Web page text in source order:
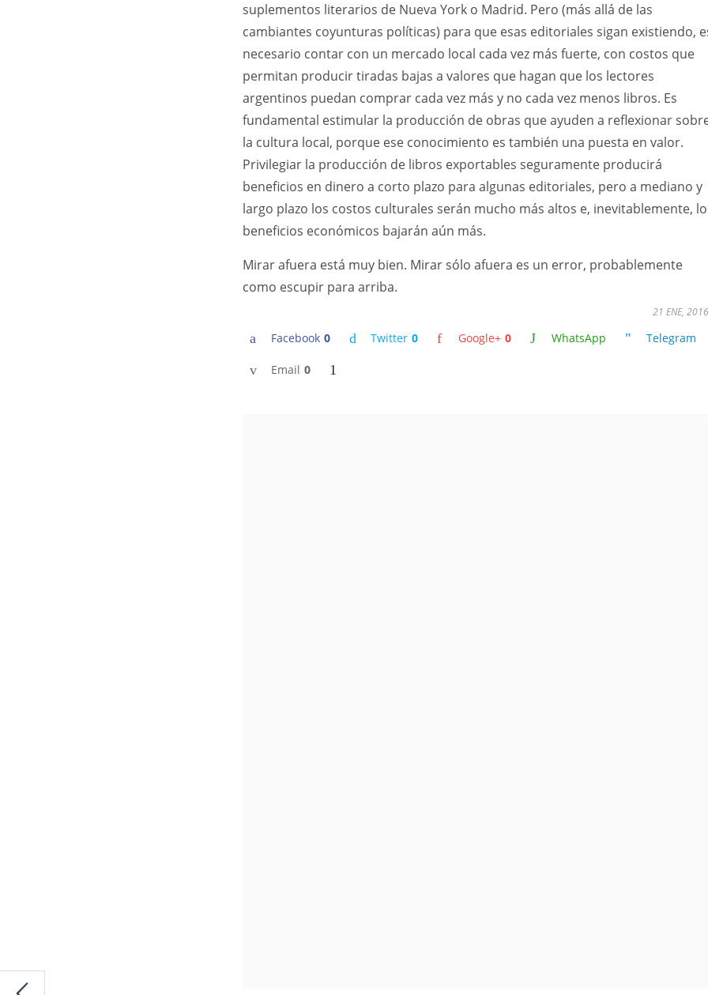
suplementos literarios de Nueva York o Madrid. Pero (más allá de las
cambiantes coyunturas políticas) para que esas editoriales sigan existiendo,
necesario contar con un mercado local cada vez más fuerte, con costos que
permitan producir tiradas bajas a valores que hagan que los lectores
argentinos puedan comprar cada vez más y no cada vez menos libros. Es
fundamental estimular la producción de obras que ayuden a reflexionar
la cultura local, porque ese conocimiento es también una puesta en valor.
Privilegiar la producción de libros exportables seguramente producirá
beneficios en dinero a corto plazo para algunas editoriales, pero a mediano y
largo plazo los costos culturales serán mucho más altos e, inevitablemente,
beneficios económicos bajarán aún más.
Mirar afuera está muy bien. Mirar sólo afuera es un error, probablemente
como escupir para arriba.
Facebook 0 Twitter 0 Google+ 0 WhatsApp Telegram
Email 0
21 ENE, 2016